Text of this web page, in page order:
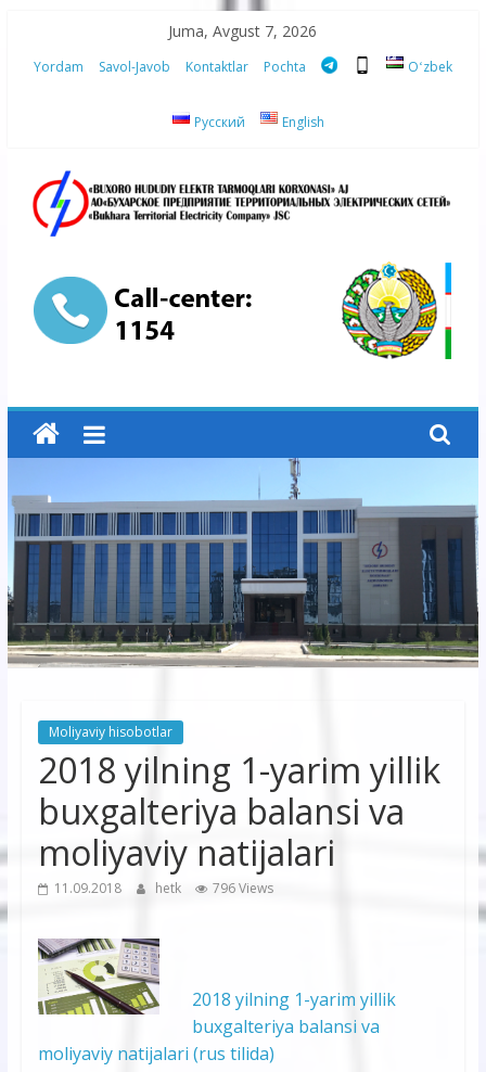
content
Juma, Avgust 7, 2026
Yordam Savol-Javob Kontaktlar Pochta Oʻzbek
Русский English
“Buxoro
hududiy
elektr
tarmoqlari
korxonasi”
AJ
“Buxoro
hududiy
korxonasi”
Moliyaviy hisobotlar
2018 yilning 1-yarim yillik
buxgalteriya balansi va
moliyaviy natijalari
11.09.2018 hetk 796 Views
2018 yilning 1-yarim yillik
buxgalteriya balansi va
moliyaviy natijalari (rus tilida)